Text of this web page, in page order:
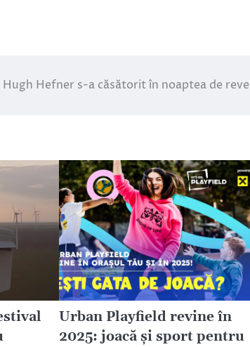
Hugh Hefner s-a căsătorit în noaptea de
Urban Playfield revine în
2025: joacă și sport pentru